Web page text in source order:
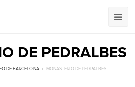
DE PEDRALBES
DE BARCELONA MONASTERIO DE PEDRALBES